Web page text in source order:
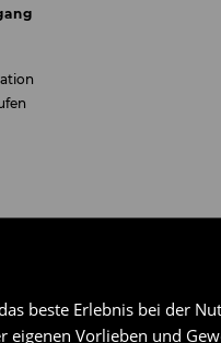
beste Erlebnis bei der
Vorlieben und